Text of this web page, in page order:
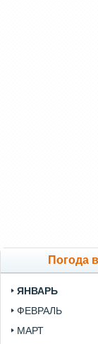
Погода
ЯНВАРЬ
ФЕВРАЛЬ
МАРТ